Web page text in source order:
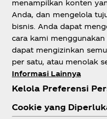
Tentang kami
Perlu bantuan?
menampilkan konten
Anda, dan mengelola
bisnis. Anda dapat
cara kami
dapat mengizinkan
per satu, atau menolak
Informasi Lainnya
Kelola Preferensi
Cookie yang